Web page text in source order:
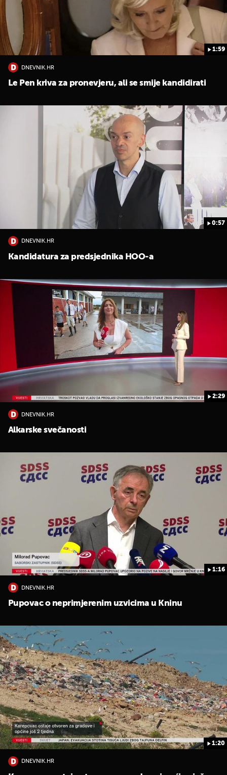
1:59
DNEVNIK.HR
Le Pen kriva za pronevjeru, ali se smije kandidirati
0:57
DNEVNIK.HR
Kandidatura za predsjednika HOO-a
2:29
DNEVNIK.HR
Alkarske svečanosti
1:16
DNEVNIK.HR
Pupovac o neprimjerenim uzvicima u Kninu
1:20
DNEVNIK.HR